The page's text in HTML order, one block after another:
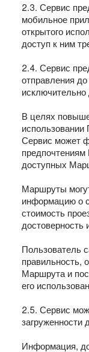
2.3. Сервис
мобильное
открытого
доступ к ним
2.4. Сервис
отправления
В целях
Сервис может
доступных
Маршруты
информацию о
стоимость
Пользователь
правильность,
Маршрута и
его
2.5. Сервис
загруженности
Информация,